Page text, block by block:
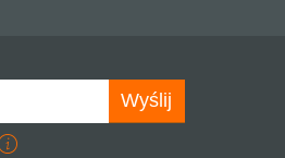
w celach marketingowych